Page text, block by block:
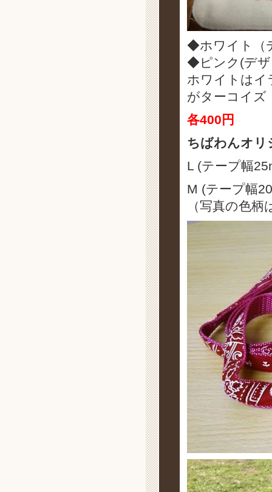
◆ホワイト（
◆ピンク(デザ
ホワイトはイ
がターコイズ
各400円
ちばわんオリ
L (テープ幅
M (テープ幅
（写真の色